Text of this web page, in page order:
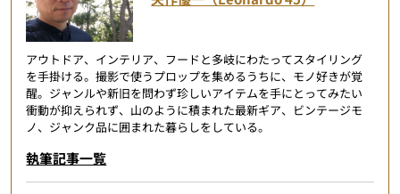
アウトドア、インテリア、フードと多岐にわたってスタイリング
を手掛ける。撮影で使うプロップを集めるうちに、モノ好きが覚
醒。ジャンルや新旧を問わず珍しいアイテムを手にとってみたい
衝動が抑えられず、山のように積まれた最新ギア、ビンテージモ
ノ、ジャンク品に囲まれた暮らしをしている。
執筆記事一覧